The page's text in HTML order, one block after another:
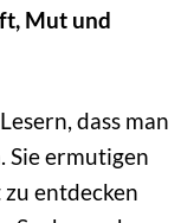
Mut und
dass man
Sie ermutigen
entdecken